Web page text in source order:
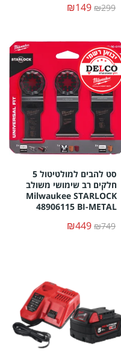
₪299
₪149
סט להבים למולטיטול 5
חלקים רב שימושי משולב
Milwaukee STARLOCK
48906115 BI-METAL
₪749
₪449